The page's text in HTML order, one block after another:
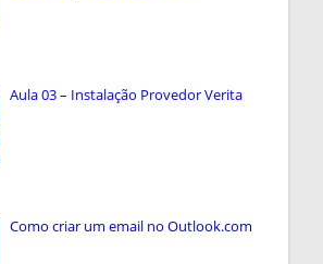
Aula 03 – Instalação Provedor Verita
Como criar um email no Outlook.com